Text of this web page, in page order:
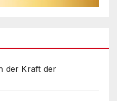
der Kraft der